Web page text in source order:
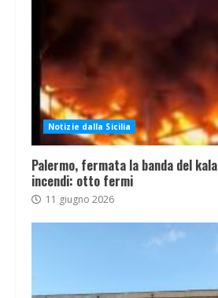
Notizie dalla Sicilia
Palermo, fermata la banda del
incendi: otto fermi
11 giugno 2026